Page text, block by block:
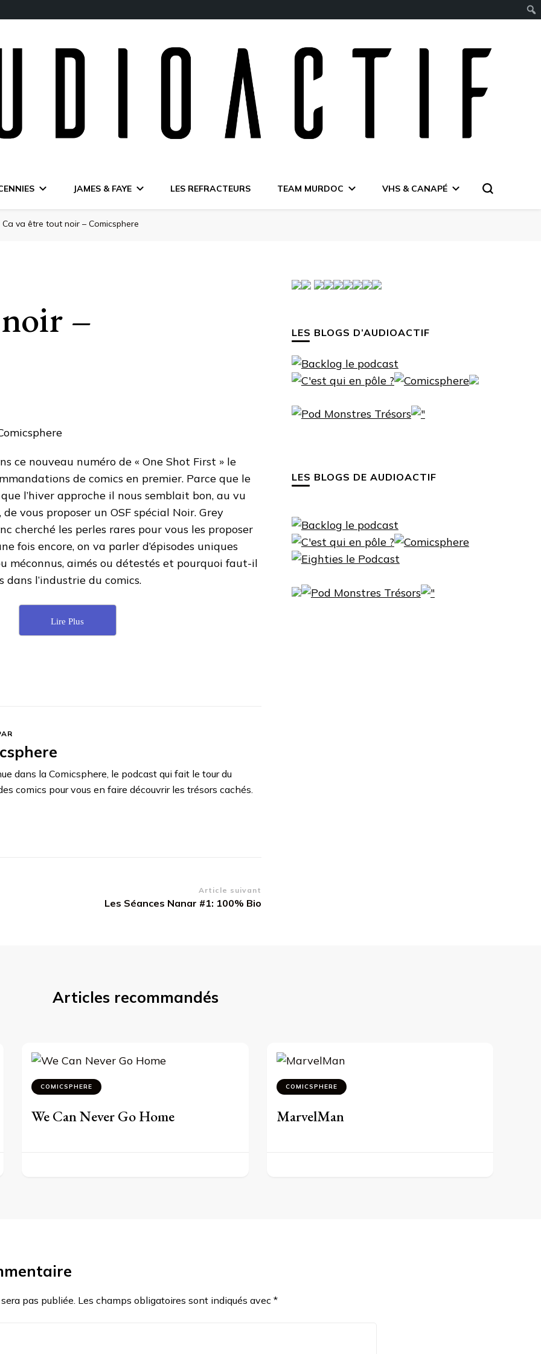
JAMES & FAYE LES REFRACTEURS TEAM MURDOC VHS & CANAPÉ
Ca va être tout noir – Comicsphere
–
ce nouveau numéro de « One Shot First » le
de comics en premier. Parce que le
l’hiver approche il nous semblait bon, au vu
vous proposer un OSF spécial Noir. Grey
cherché les perles rares pour vous les proposer
fois encore, on va parler d’épisodes uniques
méconnus, aimés ou détestés et pourquoi faut-il
l’industrie du comics.
Lire Plus
dans la Comicsphere, le podcast qui fait le tour du
comics pour vous en faire découvrir les trésors cachés.
Article suivant
Les Séances Nanar #1: 100% Bio
LES BLOGS D’AUDIOACTIF
LES BLOGS DE AUDIOACTIF
Articles recommandés
COMICSPHERE
We Can Never Go Home
COMICSPHERE
MarvelMan
pas publiée. Les champs obligatoires sont indiqués avec *